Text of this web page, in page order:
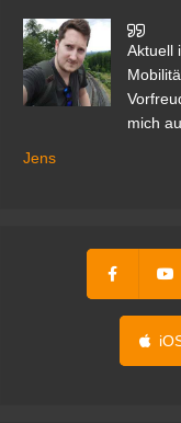
Aktuell
mich
Jens